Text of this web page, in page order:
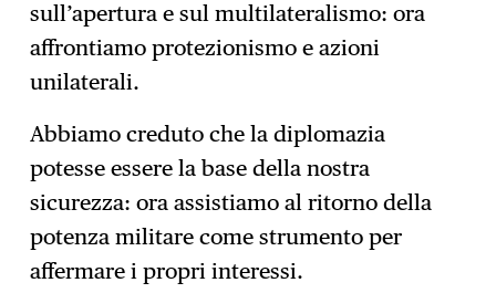
sull’apertura e sul multilateralismo: ora
affrontiamo protezionismo e azioni
unilaterali.
Abbiamo creduto che la diplomazia
potesse essere la base della nostra
sicurezza: ora assistiamo al ritorno della
potenza militare come strumento per
affermare i propri interessi.